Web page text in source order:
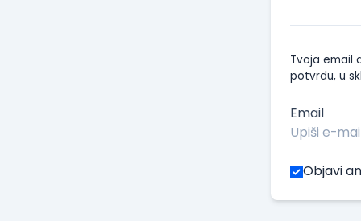
Tvoja email
potvrdu, u
Email
Objavi